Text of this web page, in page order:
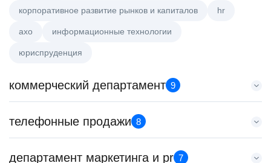
корпоративное развитие рынков и капиталов hr
axo информационные технологии
юриспруденция
коммерческий департамент 9
Тренер по развитию компетенций продаж
HeadHunter::Коммерческий департамент
з/п не указана
телефонные продажи 8
департамент маркетинга и pr 7